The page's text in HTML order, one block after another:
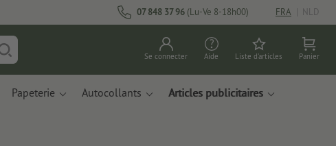
07 848 37 96 (Lu-Ve 8-18h00) FRA | NLD
Se connecter Aide Liste d'articles Panier
Papeterie Autocollants Articles publicitaires